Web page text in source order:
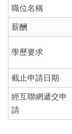
職位名稱
薪酬
學歷要求
截止申請日期
經互聯網遞交申
請